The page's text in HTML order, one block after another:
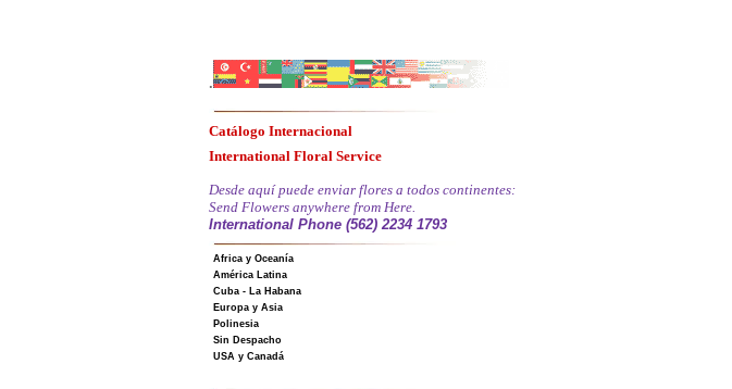
.
Catálogo Internacional
International Floral Service
Desde aquí puede enviar flores a todos continentes:
Send Flowers anywhere from Here.
International Phone (562) 2234 1793
Africa y Oceanía
América Latina
Cuba - La Habana
Europa y Asia
Polinesia
Sin Despacho
USA y Canadá